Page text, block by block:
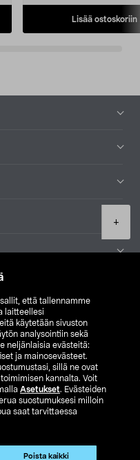
sallit, että tallennamme
laitteellesi
käytetään sivuston
analysointiin sekä
neljänlaisia evästeitä:
ja mainosevästeet.
sillä ne ovat
kannalta. Voit
Asetukset. Evästeiden
suostumuksesi milloin
saat tarvittaessa
Poista kaikki
+
Lisää ostoskoriin
FI
ALV:a